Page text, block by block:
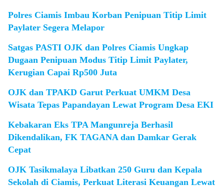
Polres Ciamis Imbau Korban Penipuan Titip Limit
Paylater Segera Melapor
Satgas PASTI OJK dan Polres Ciamis Ungkap
Dugaan Penipuan Modus Titip Limit Paylater,
Kerugian Capai Rp500 Juta
OJK dan TPAKD Garut Perkuat UMKM Desa
Wisata Tepas Papandayan Lewat Program Desa EKI
Kebakaran Eks TPA Mangunreja Berhasil
Dikendalikan, FK TAGANA dan Damkar Gerak
Cepat
OJK Tasikmalaya Libatkan 250 Guru dan Kepala
Sekolah di Ciamis, Perkuat Literasi Keuangan Lewat